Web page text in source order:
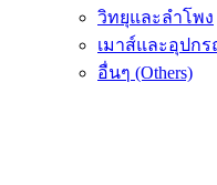
วิทยุและลำโพง
เมาส์และอุปกร
อื่นๆ (Others)